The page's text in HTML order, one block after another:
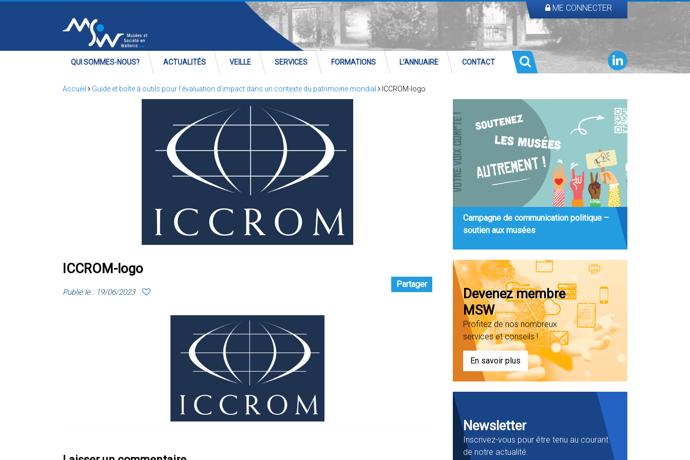
ME CONNECTER
QUI SOMMES-NOUS? ACTUALITÉS VEILLE SERVICES FORMATIONS L’ANNUAIRE CONTACT
Accueil Guide et boîte à outils pour l’évaluation d’impact dans un contexte du patrimoine mondial ICCROM-logo
ICCROM-logo
Publié le : 19/06/2023
Partager
Campagne de communication politique –
soutien aux musées
Devenez membre
MSW
Profitez de nos nombreux
services et conseils !
En savoir plus
Newsletter
Inscrivez-vous pour être tenu au courant
de notre actualité.